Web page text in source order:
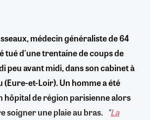
médecin généraliste de 64
tué d'une trentaine de coups de
peu avant midi, dans son cabinet à
et-Loir). Un homme a été
hôpital de région parisienne alors
soigner une plaie au bras. "La